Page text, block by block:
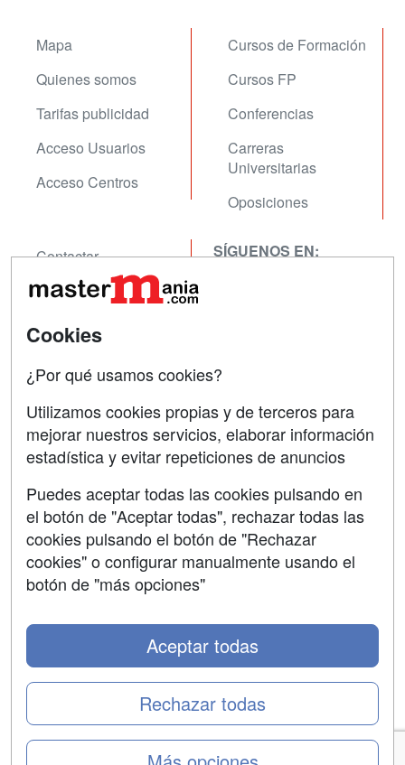
Mapa
Quienes somos
Tarifas publicidad
Acceso Usuarios
Acceso Centros
Cursos de Formación
Cursos FP
Conferencias
Carreras
Universitarias
Oposiciones
Contactar
Confidencialidad
Aviso legal
SÍGUENOS EN:
Grupo formazion:
Copyright 2000-2026 Formazion Web, S.L. - Calle
Fermín Caballero, 62 - 28034 Madrid Tel: 91 533 70 78
Cookies
¿Por qué usamos cookies?
Utilizamos cookies propias y de terceros para
mejorar nuestros servicios, elaborar información
estadística y evitar repeticiones de anuncios
Puedes aceptar todas las cookies pulsando en
el botón de "Aceptar todas", rechazar todas las
cookies pulsando el botón de "Rechazar
cookies" o configurar manualmente usando el
botón de "más opciones"
Rechazar todas
Aceptar todas